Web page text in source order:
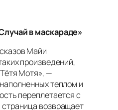
в маскараде»
Майи
произведений,
Мотя», —
теплом и
переплетается с
возвращает